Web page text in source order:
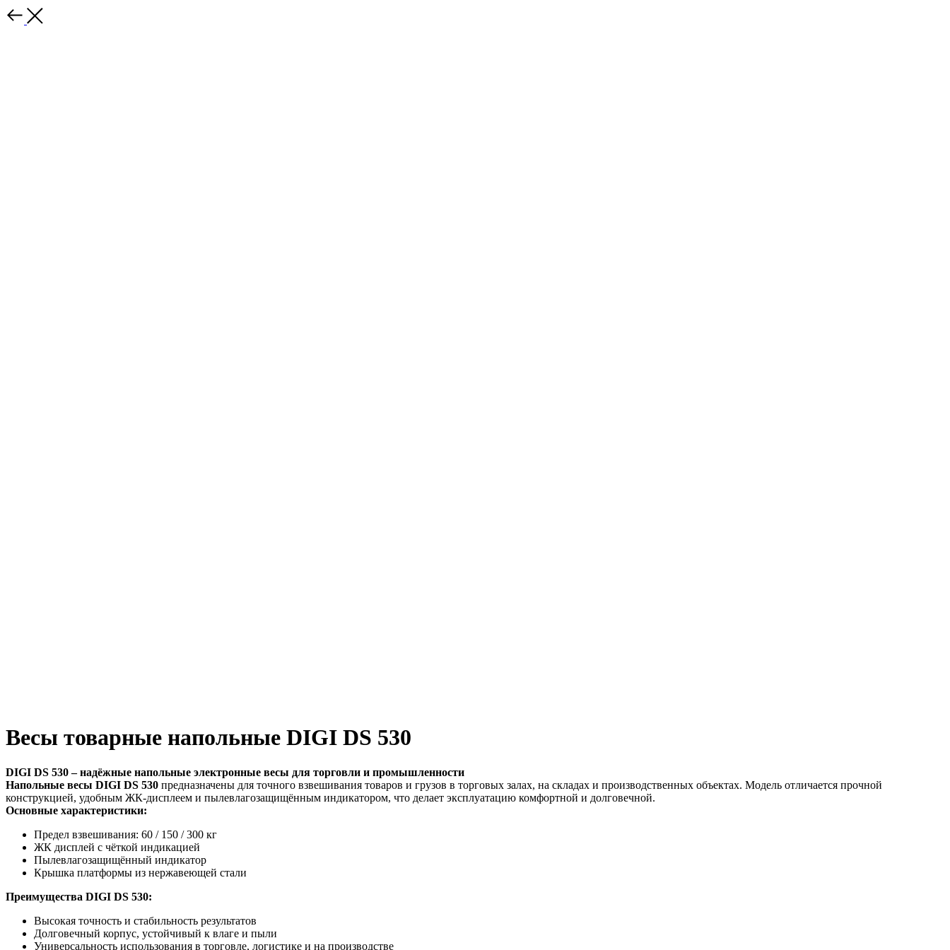
Весы товарные напольные DIGI DS 530
DIGI DS 530 – надёжные напольные электронные весы для торговли и промышленности
Напольные весы DIGI DS 530 предназначены для точного взвешивания товаров и грузов в торговых залах, на складах и производственных объектах. Модель отличается прочной
конструкцией, удобным ЖК-дисплеем и пылевлагозащищённым индикатором, что делает эксплуатацию комфортной и долговечной.
Основные характеристики:
Предел взвешивания: 60 / 150 / 300 кг
ЖК дисплей с чёткой индикацией
Пылевлагозащищённый индикатор
Крышка платформы из нержавеющей стали
Преимущества DIGI DS 530:
Высокая точность и стабильность результатов
Долговечный корпус, устойчивый к влаге и пыли
Универсальность использования в торговле, логистике и на производстве